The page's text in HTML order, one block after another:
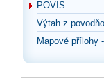
POVIS
Výtah z
Mapové přílohy